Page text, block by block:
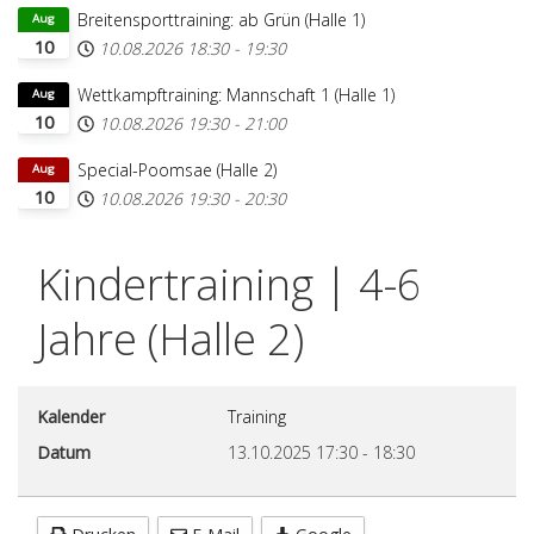
10
Aug
Breitensporttraining: ab Grün (Halle 1)
10.08.2026 18:30 - 19:30
10
Aug
Wettkampftraining: Mannschaft 1 (Halle 1)
10.08.2026 19:30 - 21:00
10
Aug
Special-Poomsae (Halle 2)
10.08.2026 19:30 - 20:30
Kindertraining | 4-6
Jahre (Halle 2)
Kalender
Training
Datum
13.10.2025 17:30 - 18:30